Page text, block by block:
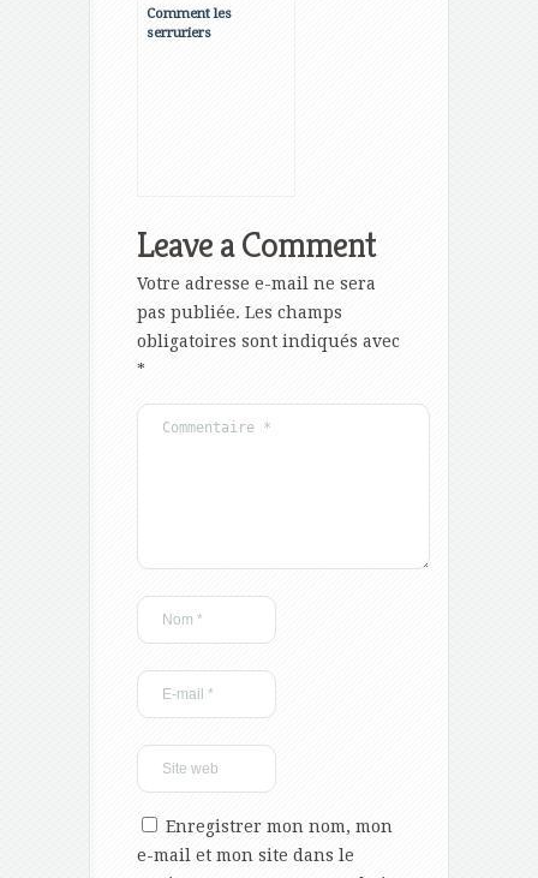
Comment les
serruriers
Leave a Comment
Votre adresse e-mail ne sera
pas publiée. Les champs
obligatoires sont indiqués avec
*
Enregistrer mon nom, mon
e-mail et mon site dans le